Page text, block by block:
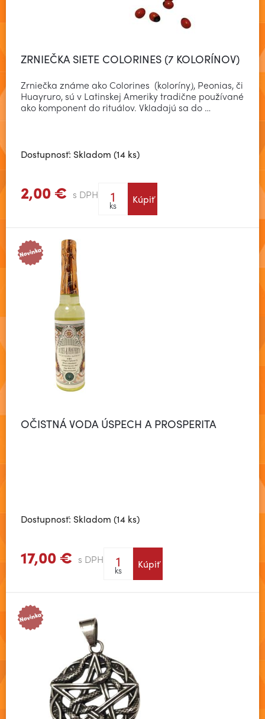
ZRNIEČKA SIETE COLORINES (7 KOLORÍNOV)
Zrniečka známe ako Colorines (koloríny), Peonias, či
Huayruro, sú v Latinskej Ameriky tradične používané
ako komponent do rituálov. Vkladajú sa do …
Dostupnosť: Skladom (14 ks)
2,00 € s DPH
ks Kúpiť
Zobraziť viac
OČISTNÁ VODA ÚSPECH A PROSPERITA
Dostupnosť: Skladom (14 ks)
17,00 € s DPH
ks Kúpiť
Zobraziť viac